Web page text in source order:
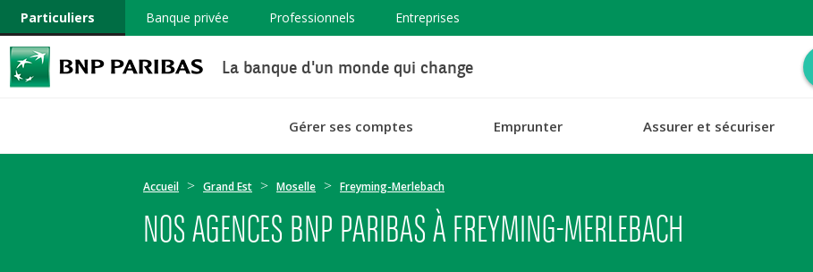
Particuliers Banque privée Professionnels Entreprises
La banque d'un monde qui change
Gérer ses comptes Emprunter Assurer et sécuriser
Accueil Grand Est Moselle Freyming-Merlebach
NOS AGENCES BNP PARIBAS À FREYMING-MERLEBACH